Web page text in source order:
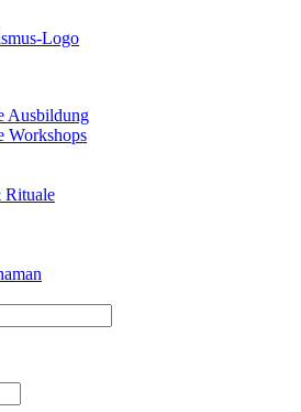
Ausbildung
Workshops
Rituale